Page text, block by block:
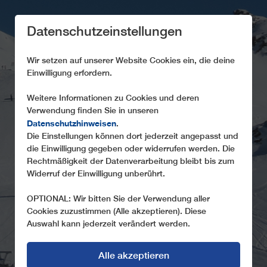
INDIVIDUALITÄT
Jede Seilbahn ist ein maßgeschneidertes Unikat
Datenschutzeinstellungen
Wir setzen auf unserer Website Cookies ein, die deine
Einwilligung erfordern.
Weitere Informationen zu Cookies und deren
Verwendung finden Sie in unseren
Datenschutzhinweisen.
Die Einstellungen können dort jederzeit angepasst und
die Einwilligung gegeben oder widerrufen werden. Die
Rechtmäßigkeit der Datenverarbeitung bleibt bis zum
Widerruf der Einwilligung unberührt.
OPTIONAL: Wir bitten Sie der Verwendung aller
Cookies zuzustimmen (Alle akzeptieren). Diese
Auswahl kann jederzeit verändert werden.
Alle akzeptieren